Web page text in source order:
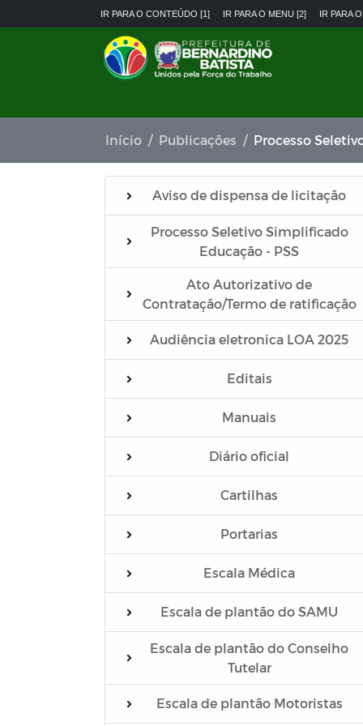
IR PARA O CONTEÚDO [1] IR PARA O MENU [2] IR PARA
Início Publicações Processo
Aviso de dispensa de licitação
Processo Seletivo Simplificado
Educação - PSS
Ato Autorizativo de
Contratação/Termo de ratificação
Audiência eletronica LOA 2025
Editais
Manuais
Diário oficial
Cartilhas
Portarias
Escala Médica
Escala de plantão do SAMU
Escala de plantão do Conselho
Tutelar
Escala de plantão Motoristas